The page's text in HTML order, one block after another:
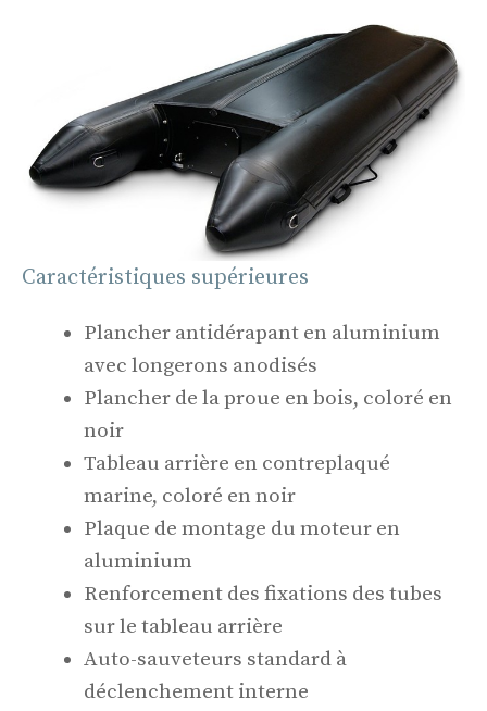
Caractéristiques supérieures
Plancher antidérapant en aluminium
avec longerons anodisés
Plancher de la proue en bois, coloré en
noir
Tableau arrière en contreplaqué
marine, coloré en noir
Plaque de montage du moteur en
aluminium
Renforcement des fixations des tubes
sur le tableau arrière
Auto-sauveteurs standard à
déclenchement interne